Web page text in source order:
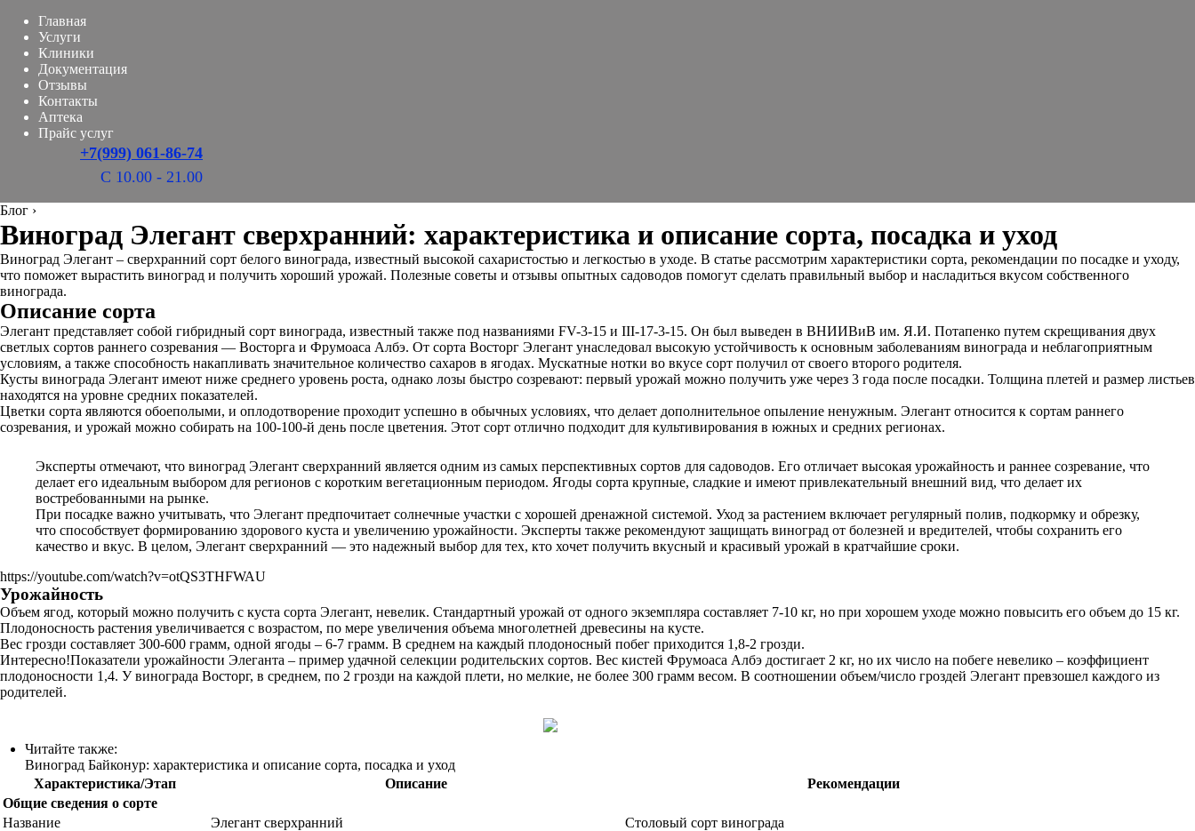
Главная
Услуги
Клиники
Документация
Отзывы
Контакты
Аптека
Прайс услуг
+7(999) 061-86-74
С 10.00 - 21.00
Блог ›
Виноград Элегант сверхранний: характеристика и описание сорта, посадка и уход
Виноград Элегант – сверхранний сорт белого винограда, известный высокой сахаристостью и легкостью в уходе. В статье рассмотрим характеристики сорта, рекомендации по посадке и уходу,
что поможет вырастить виноград и получить хороший урожай. Полезные советы и отзывы опытных садоводов помогут сделать правильный выбор и насладиться вкусом собственного
винограда.
Описание сорта
Элегант представляет собой гибридный сорт винограда, известный также под названиями FV-3-15 и III-17-3-15. Он был выведен в ВНИИВиВ им. Я.И. Потапенко путем скрещивания двух
светлых сортов раннего созревания — Восторга и Фрумоаса Албэ. От сорта Восторг Элегант унаследовал высокую устойчивость к основным заболеваниям винограда и неблагоприятным
условиям, а также способность накапливать значительное количество сахаров в ягодах. Мускатные нотки во вкусе сорт получил от своего второго родителя.
Кусты винограда Элегант имеют ниже среднего уровень роста, однако лозы быстро созревают: первый урожай можно получить уже через 3 года после посадки. Толщина плетей и размер листьев
находятся на уровне средних показателей.
Цветки сорта являются обоеполыми, и оплодотворение проходит успешно в обычных условиях, что делает дополнительное опыление ненужным. Элегант относится к сортам раннего
созревания, и урожай можно собирать на 100-100-й день после цветения. Этот сорт отлично подходит для культивирования в южных и средних регионах.
Эксперты отмечают, что виноград Элегант сверхранний является одним из самых перспективных сортов для садоводов. Его отличает высокая урожайность и раннее созревание, что
делает его идеальным выбором для регионов с коротким вегетационным периодом. Ягоды сорта крупные, сладкие и имеют привлекательный внешний вид, что делает их
востребованными на рынке.
При посадке важно учитывать, что Элегант предпочитает солнечные участки с хорошей дренажной системой. Уход за растением включает регулярный полив, подкормку и обрезку,
что способствует формированию здорового куста и увеличению урожайности. Эксперты также рекомендуют защищать виноград от болезней и вредителей, чтобы сохранить его
качество и вкус. В целом, Элегант сверхранний — это надежный выбор для тех, кто хочет получить вкусный и красивый урожай в кратчайшие сроки.
https://youtube.com/watch?v=otQS3THFWAU
Урожайность
Объем ягод, который можно получить с куста сорта Элегант, невелик. Стандартный урожай от одного экземпляра составляет 7-10 кг, но при хорошем уходе можно повысить его объем до 15 кг.
Плодоносность растения увеличивается с возрастом, по мере увеличения объема многолетней древесины на кусте.
Вес грозди составляет 300-600 грамм, одной ягоды – 6-7 грамм. В среднем на каждый плодоносный побег приходится 1,8-2 грозди.
Интересно!Показатели урожайности Элеганта – пример удачной селекции родительских сортов. Вес кистей Фрумоаса Албэ достигает 2 кг, но их число на побеге невелико – коэффициент
плодоносности 1,4. У винограда Восторг, в среднем, по 2 грозди на каждой плети, но мелкие, не более 300 грамм весом. В соотношении объем/число гроздей Элегант превзошел каждого из
родителей.
Читайте также:
Виноград Байконур: характеристика и описание сорта, посадка и уход
Характеристика/Этап
Описание
Рекомендации
Общие сведения о сорте
Название
Элегант сверхранний
Столовый сорт винограда